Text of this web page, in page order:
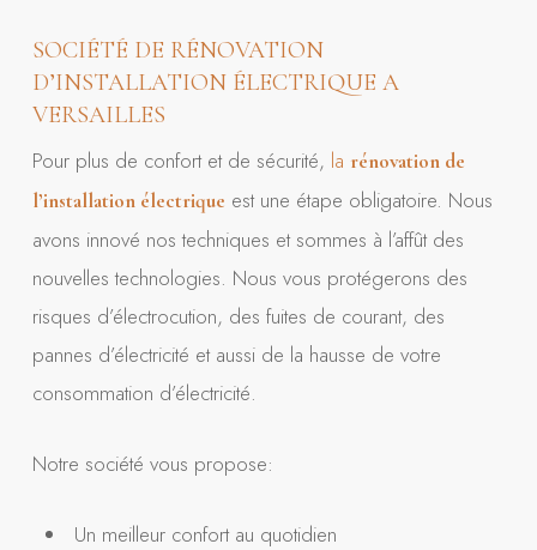
SOCIÉTÉ DE RÉNOVATION
D’INSTALLATION ÉLECTRIQUE A
VERSAILLES
Pour plus de confort et de sécurité, la rénovation de
l’installation électrique est une étape obligatoire. Nous
avons innové nos techniques et sommes à l’affût des
nouvelles technologies. Nous vous protégerons des
risques d’électrocution, des fuites de courant, des
pannes d’électricité et aussi de la hausse de votre
consommation d’électricité.
Notre société vous propose:
Un meilleur confort au quotidien